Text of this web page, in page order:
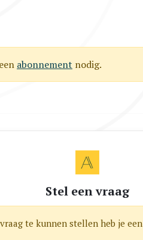
abonnement nodig.
Stel een vraag
te kunnen stellen heb je een